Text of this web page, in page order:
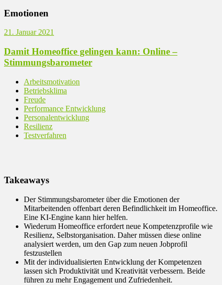
Emotionen
21. Januar 2021
Damit Homeoffice gelingen kann: Online –
Stimmungsbarometer
Arbeitsmotivation
Betriebsklima
Freude
Performance Entwicklung
Personalentwicklung
Resilienz
Testverfahren
Takeaways
Der Stimmungsbarometer über die Emotionen der
Mitarbeitenden offenbart deren Befindlichkeit im Homeoffice.
Eine KI-Engine kann hier helfen.
Wiederum Homeoffice erfordert neue Kompetenzprofile wie
Resilienz, Selbstorganisation. Daher müssen diese online
analysiert werden, um den Gap zum neuen Jobprofil
festzustellen
Mit der individualisierten Entwicklung der Kompetenzen
lassen sich Produktivität und Kreativität verbessern. Beide
führen zu mehr Engagement und Zufriedenheit.